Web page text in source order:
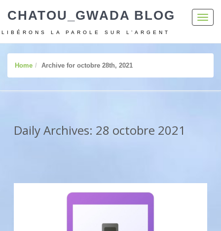
CHATOU_GWADA BLOG
LIBÉRONS LA PAROLE SUR L’ARGENT
Home Archive for octobre 28th, 2021
Daily Archives: 28 octobre 2021